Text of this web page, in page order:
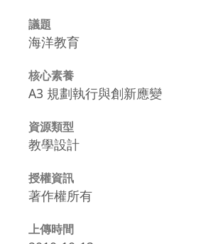
議題
海洋教育
核心素養
A3 規劃執行與創新應變
資源類型
教學設計
授權資訊
著作權所有
上傳時間